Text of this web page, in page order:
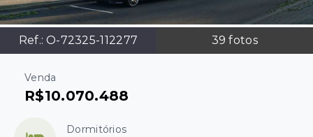
Ref.: O-72325-112277 39 fotos
Venda
R$10.070.488
Dormitórios